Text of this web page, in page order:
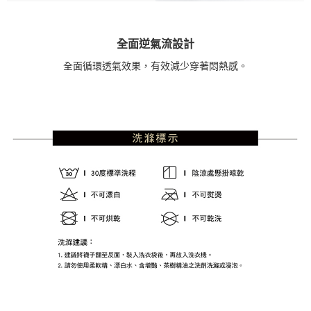
全面逆氣流設計
全面循環透氣效果，有效減少穿著悶熱感。